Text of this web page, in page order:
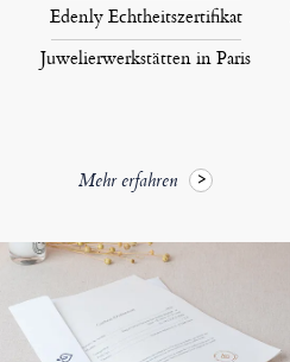
Edenly Echtheitszertifikat
Juwelierwerkstätten in Paris
Mehr erfahren